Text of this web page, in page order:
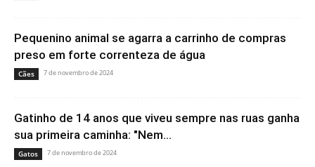
Pequenino animal se agarra a carrinho de compras
preso em forte correnteza de água
Cães 7 de novembro de 2024
Gatinho de 14 anos que viveu sempre nas ruas ganha
sua primeira caminha: "Nem...
Gatos 7 de novembro de 2024